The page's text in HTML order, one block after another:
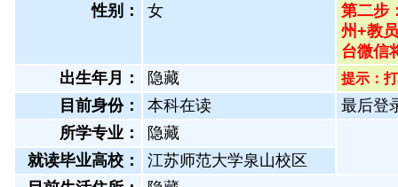
性别： 女
第二步
州+教
台微信
出生年月：
隐藏 提示：
目前身份： 本科在读
最后登
所学专业：
隐藏
就读毕业高校：
江苏师范大学泉山校区